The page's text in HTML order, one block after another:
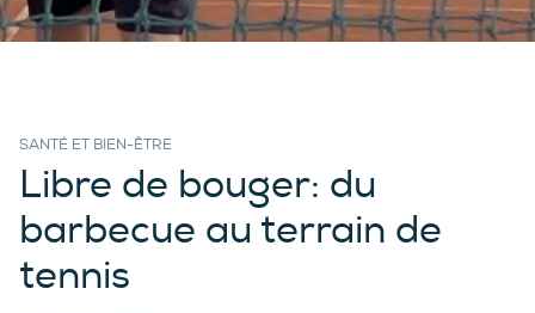
SANTÉ ET BIEN-ÊTRE
Libre de bouger: du
barbecue au terrain de
tennis